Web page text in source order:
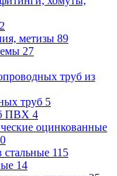
метизы 89
27
труб из
труб 5
ПВХ 4
оцинкованные
стальные 115
14